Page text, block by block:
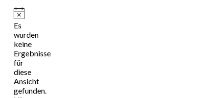
Hinweis
Es
wurden
keine
Ergebnisse
für
diese
Ansicht
gefunden.